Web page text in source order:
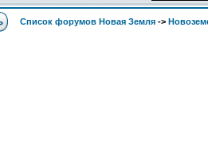
Список форумов Новая Земля ->